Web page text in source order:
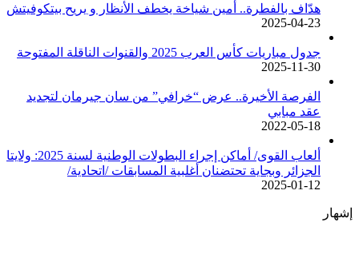
هدّاف بالفطرة.. أمين شياخة يخطف الأنظار و يريح بيتكوفيتش
2025-04-23
جدول مباريات كأس العرب 2025 والقنوات الناقلة المفتوحة
2025-11-30
الفرصة الأخيرة.. عرض “خرافي” من سان جيرمان لتجديد
عقد مبابي
2022-05-18
ألعاب القوى/ أماكن إجراء البطولات الوطنية لسنة 2025: ولايتا
الجزائر وبجاية تحتضنان أغلبية المسابقات /اتحادية/
2025-01-12
إشهار